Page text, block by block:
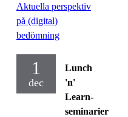
Aktuella perspektiv
på (digital)
bedömning
1
dec
Lunch
'n'
Learn-
seminarier